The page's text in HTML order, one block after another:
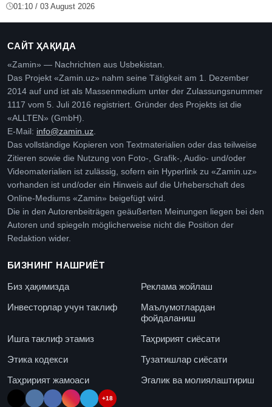
01:10 / 03 August 2026
САЙТ ҲАҚИДА
«Zamin» — Nachrichten aus Usbekistan.
Das Projekt «Zamin.uz» nahm seine Tätigkeit am 1. Dezember
2014 auf und ist als Massenmedium unter der Zulassungsnummer
1117 vom 5. Juli 2016 registriert. Gründer des Projekts ist die
«ALLTEN» (GmbH).
E-Mail: info@zamin.uz
Das vollständige Kopieren von Textmaterialien oder das teilweise
Zitieren sowie die Nutzung von Foto-, Grafik-, Audio- und/oder
Videomaterialien ist zulässig, sofern ein Hyperlink zu «Zamin.uz»
vorhanden ist und/oder ein Hinweis auf die Urheberschaft des
Online-Mediums «Zamin» beigefügt wird.
Die in den Autorenbeiträgen geäußerten Meinungen liegen bei den
Autoren und spiegeln möglicherweise nicht die Position der
Redaktion wider.
БИЗНИНГ НАШРИЁТ
Биз ҳақимизда
Реклама жойлаш
Инвесторлар учун таклиф
Маълумотлардан
фойдаланиш
Ишга таклиф этамиз
Таҳририят сиёсати
Этика кодекси
Тузатишлар сиёсати
Таҳририят жамоаси
Эгалик ва молиялаштириш
+18